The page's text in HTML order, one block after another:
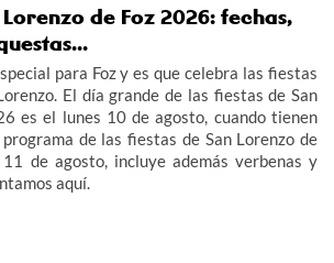
Lorenzo de Foz 2026: fechas,
para Foz y es que celebra las fiestas
El día grande de las fiestas de San
es el lunes 10 de agosto, cuando tienen
de las fiestas de San Lorenzo de
de agosto, incluye además verbenas y
aquí.